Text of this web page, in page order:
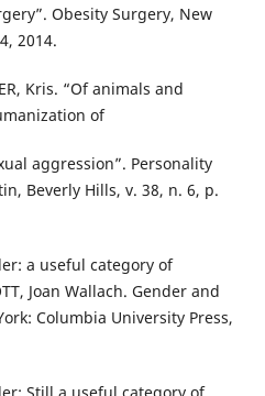
Obesity Surgery, New
2014.
Kris. “Of animals and
of
aggression”. Personality
Beverly Hills, v. 38, n. 6, p.
a useful category of
Joan Wallach. Gender and
Columbia University Press,